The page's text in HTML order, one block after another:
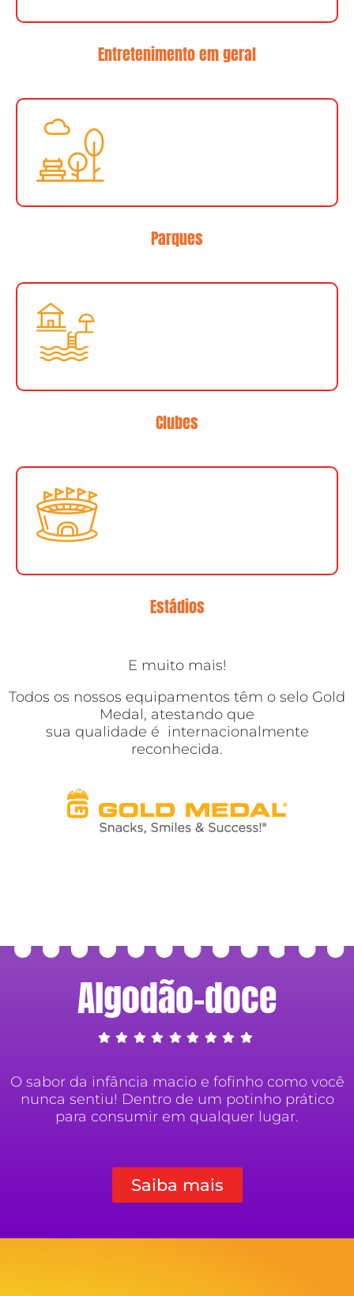
Entretenimento em geral
Parques
Clubes
Estádios
E muito mais!
Todos os nossos equipamentos têm o selo Gold
Medal, atestando que
sua qualidade é internacionalmente
reconhecida.
Algodão-doce
O sabor da infância macio e fofinho como você
nunca sentiu! Dentro de um potinho prático
para consumir em qualquer lugar.
Saiba mais